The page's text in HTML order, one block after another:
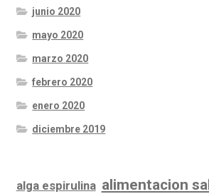
junio 2020
mayo 2020
marzo 2020
febrero 2020
enero 2020
diciembre 2019
alga espirulina alimentacion